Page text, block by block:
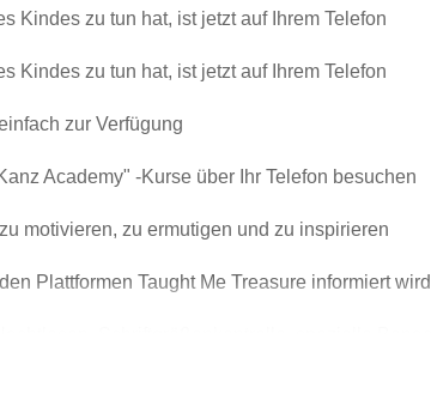
Kindes zu tun hat, ist jetzt auf Ihrem Telefon
Kindes zu tun hat, ist jetzt auf Ihrem Telefon
zur Verfügung
Academy" -Kurse über Ihr Telefon besuchen
motivieren, zu ermutigen und zu inspirieren
Plattformen Taught Me Treasure informiert wird
um immer über alles Neue und Besondere